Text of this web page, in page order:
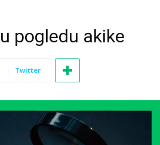
pogledu akike
Twitter